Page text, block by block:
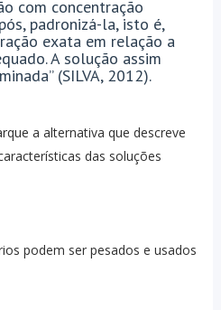
com concentração
padronizá-la, isto é,
exata em relação a
A solução assim
(SILVA, 2012).
a alternativa que descreve
das soluções
podem ser pesados e usados